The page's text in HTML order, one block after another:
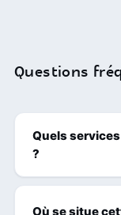
Questions
Quels
?
Où se situe